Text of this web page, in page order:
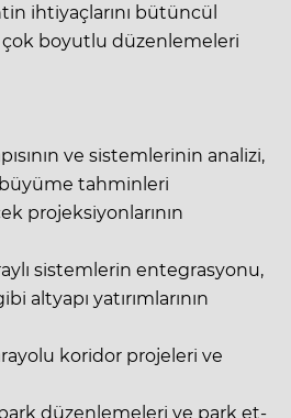
ihtiyaçlarını bütüncül
çok boyutlu düzenlemeleri
ve sistemlerinin analizi,
tahminleri
projeksiyonlarının
sistemlerin entegrasyonu,
altyapı yatırımlarının
koridor projeleri ve
düzenlemeleri ve park et-